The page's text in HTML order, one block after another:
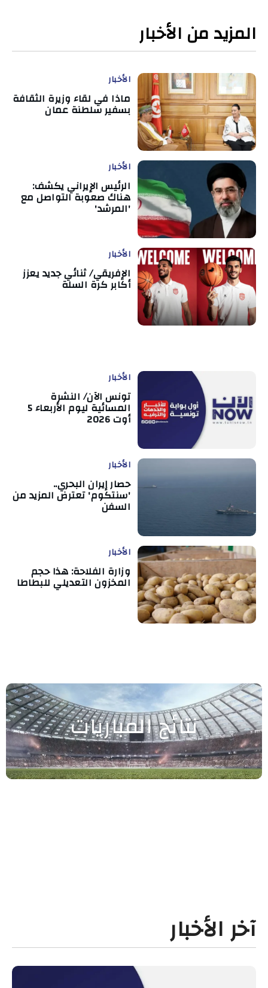
المزيد من الأخبار
الأخبار
ماذا في لقاء وزيرة الثقافة
بسفير سلطنة عمان
الأخبار
الرئيس الإيراني يكشف:
هناك صعوبة التواصل مع
'المرشد'
الأخبار
الإفريقي/ ثنائي جديد يعزز
أكابر كرة السلة
الأخبار
تونس الآن/ النشرة
المسائية ليوم الأربعاء 5
أوت 2026
الأخبار
حصار إيران البحري..
'سنتكوم' تعترض المزيد من
السفن
الأخبار
وزارة الفلاحة: هذا حجم
المخزون التعديلي للبطاطا
نتائج المباريات
آخر الأخبار